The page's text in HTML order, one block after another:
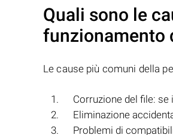
Quali sono le
funzionamento
Le cause più comuni della
Corruzione del file: se
Eliminazione
Problemi di